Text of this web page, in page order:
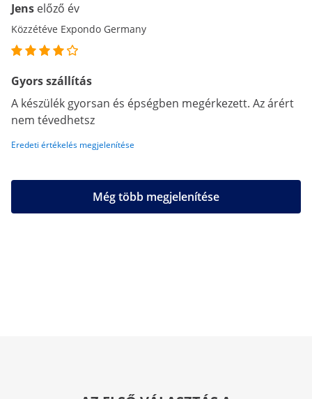
Jens előző év
Közzétéve Expondo Germany
Gyors szállítás
A készülék gyorsan és épségben megérkezett. Az árért
nem tévedhetsz
Eredeti értékelés megjelenítése
Még több megjelenítése